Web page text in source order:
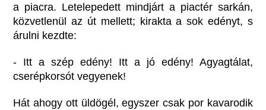
a piacra. Letelepedett mindjárt a piactér sarkán,
közvetlenül az út mellett; kirakta a sok edényt, s
árulni kezdte:
- Itt a szép edény! Itt a jó edény! Agyagtálat,
cserépkorsót vegyenek!
Hát ahogy ott üldögél, egyszer csak por kavarodik